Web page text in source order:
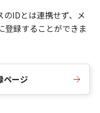
IDとは連携せず、メ
登録することができま
ページ